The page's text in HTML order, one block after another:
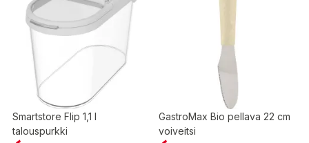
Smartstore Flip 1,1 l
talouspurkki
GastroMax Bio pellava 22 cm
voiveitsi